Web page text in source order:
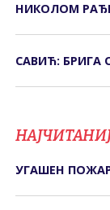
НИКОЛОМ
САВИЋ: БРИГА
УГАШЕН